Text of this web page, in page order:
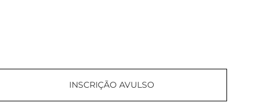
INSCRIÇÃO AVULSO